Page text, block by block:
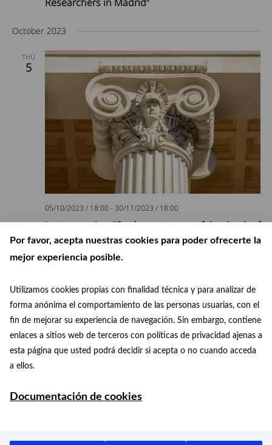
Por favor, acepta nuestras cookies para poder ofrecerte la
mejor experiencia posible.
Utilizamos cookies propias con finalidad técnica y para analizar de
forma anónima el comportamiento de las personas usuarias, con el
fin de mejorar su experiencia de navegación. Sin embargo, contiene
enlaces a sitios web de terceros con políticas de privacidad ajenas a
esta página que usted podrá decidir si acepta o no cuando acceda
a ellos.
Documentación de cookies
October 2023
THU
5
05/10/2023 / 18:00-30/11/2023 / 18:00
Lecture series: “On the centenary of the death of
Ricardo Velázquez Bosco (1843-1923)”
PreviousEvents Today NextEvents
Subscribe to calendar